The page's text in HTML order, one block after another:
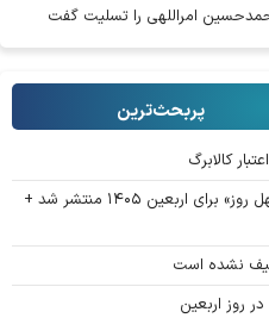
امراللهی را تسلیت گفت
پربحث‌ترین‌
کالابرگ
تازه‌ترین اثر محسن چاوشی با نام «چهل روز» برای اربعین ۱۴۰۵ منتشر شد +
نشده است